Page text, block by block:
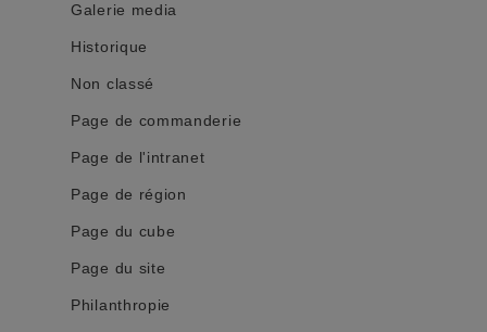
Galerie media
Historique
Non classé
Page de commanderie
Page de l'intranet
Page de région
Page du cube
Page du site
Philanthropie